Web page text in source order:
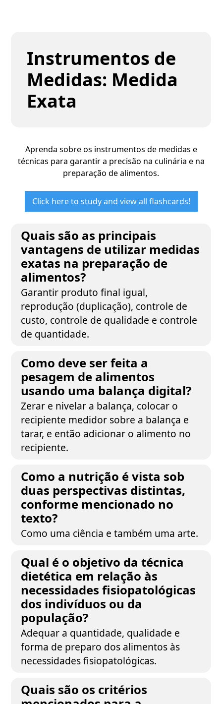
Instrumentos de
Medidas: Medida
Exata
Aprenda sobre os instrumentos de medidas e
técnicas para garantir a precisão na culinária e na
preparação de alimentos.
Click here to study and view all flashcards!
Quais são as principais
vantagens de utilizar medidas
exatas na preparação de
alimentos?
Garantir produto final igual,
reprodução (duplicação), controle de
custo, controle de qualidade e controle
de quantidade.
Como deve ser feita a
pesagem de alimentos
usando uma balança digital?
Zerar e nivelar a balança, colocar o
recipiente medidor sobre a balança e
tarar, e então adicionar o alimento no
recipiente.
Como a nutrição é vista sob
duas perspectivas distintas,
conforme mencionado no
texto?
Como uma ciência e também uma arte.
Qual é o objetivo da técnica
dietética em relação às
necessidades fisiopatológicas
dos indivíduos ou da
população?
Adequar a quantidade, qualidade e
forma de preparo dos alimentos às
necessidades fisiopatológicas.
Quais são os critérios